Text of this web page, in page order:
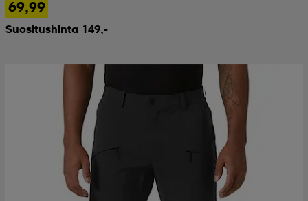
69,99
Suositushinta 149,-